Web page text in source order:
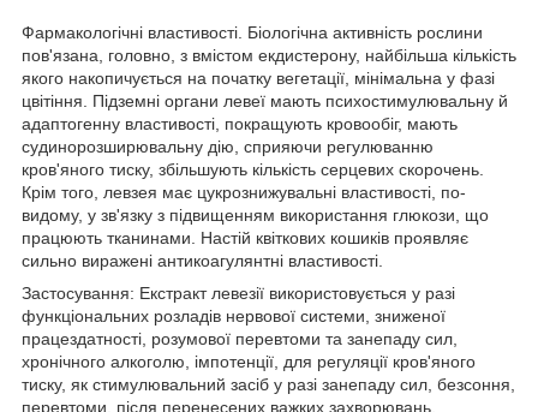
Фармакологічні властивості. Біологічна активність рослини
пов'язана, головно, з вмістом екдистерону, найбільша кількість
якого накопичується на початку вегетації, мінімальна у фазі
цвітіння. Підземні органи левеї мають психостимулювальну й
адаптогенну властивості, покращують кровообіг, мають
судинорозширювальну дію, сприяючи регулюванню
кров'яного тиску, збільшують кількість серцевих скорочень.
Крім того, левзея має цукрознижувальні властивості, по-
видому, у зв'язку з підвищенням використання глюкози, що
працюють тканинами. Настій квіткових кошиків проявляє
сильно виражені антикоагулянтні властивості.
Застосування: Екстракт левезії використовується у разі
функціональних розладів нервової системи, зниженої
працездатності, розумової перевтоми та занепаду сил,
хронічного алкоголю, імпотенції, для регуляції кров'яного
тиску, як стимулювальний засіб у разі занепаду сил, безсоння,
перевтоми, після перенесених важких захворювань,